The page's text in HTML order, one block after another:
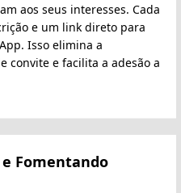
aos seus interesses. Cada
e um link direto para
Isso elimina a
convite e facilita a adesão a
Fomentando